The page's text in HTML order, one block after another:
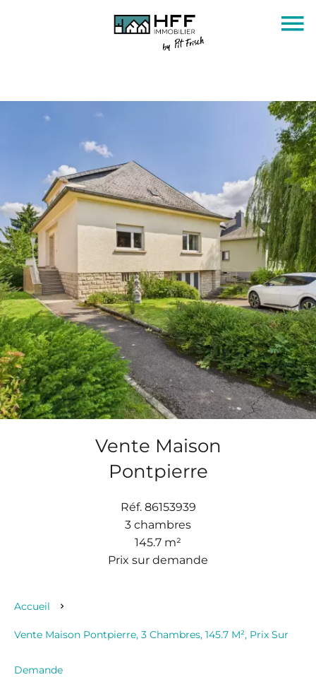
Vente Maison
Pontpierre
Réf. 86153939
3 chambres
145.7 m²
Prix sur demande
Accueil
Vente Maison Pontpierre, 3 Chambres, 145.7 M², Prix Sur
Demande